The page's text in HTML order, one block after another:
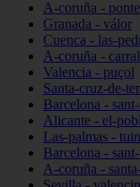
A-coruña -
Granada - válor
Cuenca - las-
A-coruña - carral
Valencia - puçol
Santa-cruz-de-
Barcelona -
Alicante - el-
Las-palmas -
Barcelona -
A-coruña -